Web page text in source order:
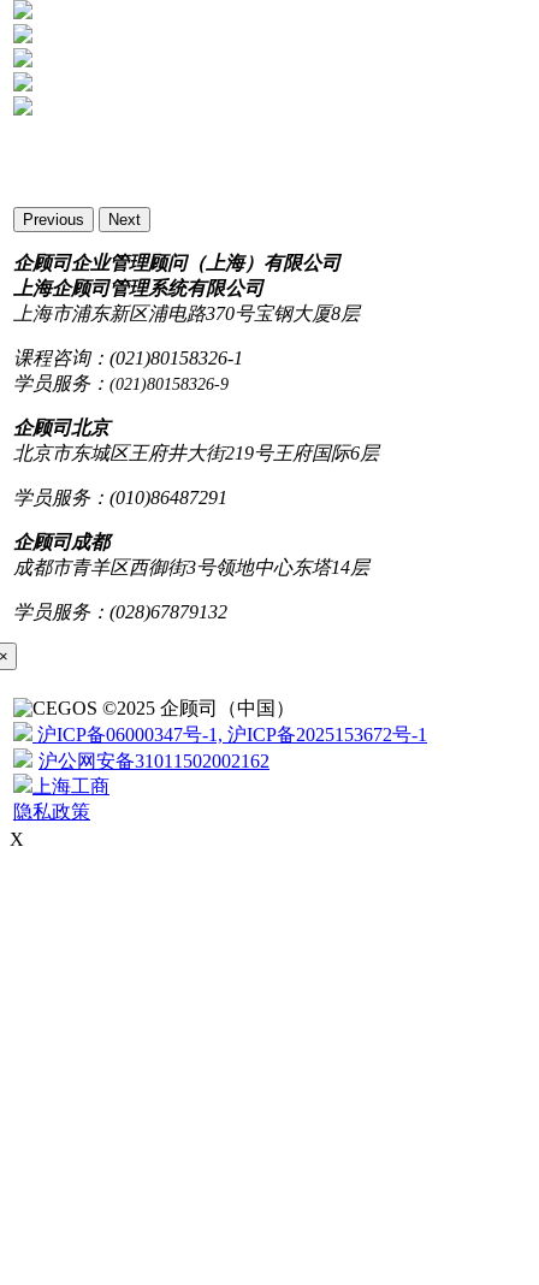
Previous Next
企顾司企业管理顾问（上海）有限公司
上海企顾司管理系统有限公司
上海市浦东新区浦电路370号宝钢大厦8层
课程咨询：(021)80158326-1
学员服务： (021)80158326-9
企顾司北京
北京市东城区王府井大街219号王府国际6层
学员服务：(010)86487291
企顾司成都
成都市青羊区西御街3号领地中心东塔14层
学员服务：(028)67879132
©2025 企顾司（中国）
沪ICP备06000347号-1, 沪ICP备2025153672号-1
沪公网安备31011502002162
上海工商
隐私政策
X